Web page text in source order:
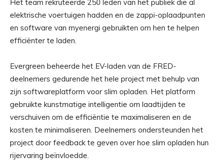
Het team rekruteerde 250 leden van het publiek die al
elektrische voertuigen hadden en de zappi-oplaadpunten
en software van myenergi gebruikten om hen te helpen
efficiënter te laden.
Evergreen beheerde het EV-laden van de FRED-
deelnemers gedurende het hele project met behulp van
zijn softwareplatform voor slim opladen. Het platform
gebruikte kunstmatige intelligentie om laadtijden te
verschuiven om de efficiëntie te maximaliseren en de
kosten te minimaliseren. Deelnemers ondersteunden het
project door feedback te geven over hoe slim opladen hun
rijervaring beïnvloedde.